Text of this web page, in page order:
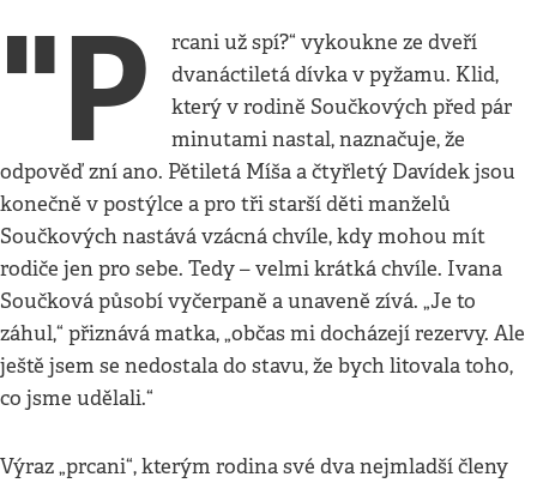
"P
rcani už spí?“ vykoukne ze dveří
dvanáctiletá dívka v pyžamu. Klid,
který v rodině Součkových před pár
minutami nastal, naznačuje, že
odpověď zní ano. Pětiletá Míša a čtyřletý Davídek jsou
konečně v postýlce a pro tři starší děti manželů
Součkových nastává vzácná chvíle, kdy mohou mít
rodiče jen pro sebe. Tedy – velmi krátká chvíle. Ivana
Součková působí vyčerpaně a unaveně zívá. „Je to
záhul,“ přiznává matka, „občas mi docházejí rezervy. Ale
ještě jsem se nedostala do stavu, že bych litovala toho,
co jsme udělali.“
Výraz „prcani“, kterým rodina své dva nejmladší členy